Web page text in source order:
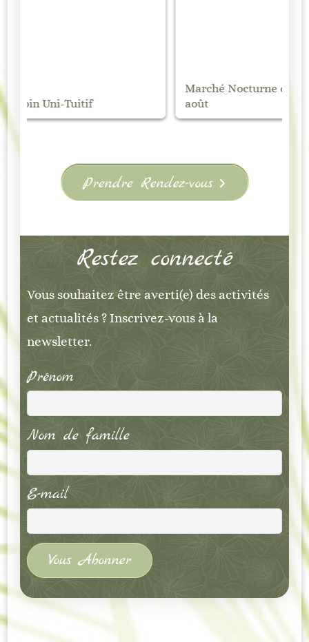
Marché Nocturne de Vanosc – Samedi 1
août
Prendre Rendez-vous
Restez connecté
Vous souhaitez être averti(e) des activités
et actualités ? Inscrivez-vous à la
newsletter.
Prénom
Nom de famille
E-mail